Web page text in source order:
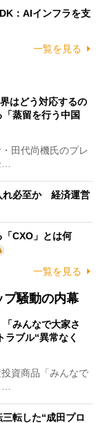
：AIインフラを支
一覧を見る
はどう対応するの
蒸留を行う中国
田代尚機氏のプレ
れ必至か 経済運営
CXO」とは何
一覧を見る
プ騒動の内幕
「みんなで大家さ
ラブル“異常なく
資商品「みんなで
転した“成田プロ